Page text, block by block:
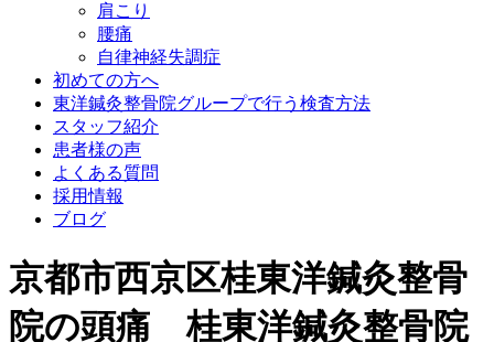
肩こり
腰痛
自律神経失調症
初めての方へ
東洋鍼灸整骨院グループで行う検査方法
スタッフ紹介
患者様の声
よくある質問
採用情報
ブログ
京都市西京区桂東洋鍼灸整骨
院の頭痛 桂東洋鍼灸整骨院